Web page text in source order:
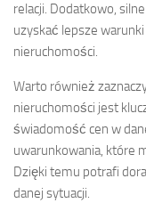
relacji. Dodatkowo,
uzyskać lepsze
nieruchomości.
Warto również
nieruchomości jest
świadomość cen w
uwarunkowania, które
Dzięki temu potrafi
danej sytuacji.